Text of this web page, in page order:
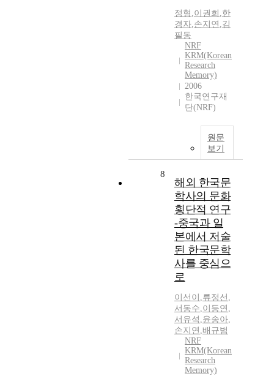
정형 ,이권희 ,한
경자,손지연 ,김
필동
NRF
KRM(Korean
Research
Memory)
2006
한국연구재
단(NRF)
원문
보기
8
해외 한국문
학사의 문화
횡단적 연구
-중국과 일
본에서 저술
된 한국문학
사를 중심으
로
이선이 ,류정선 ,
서동수,이등연 ,
서유석 ,윤송아,
손지연 ,배규범
NRF
KRM(Korean
Research
Memory)